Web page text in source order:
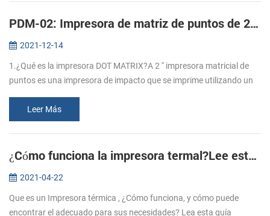
PDM-02: Impresora de matriz de puntos de 2 '' inalámbrica!
2021-12-14
1.¿Qué es la impresora DOT MATRIX?A 2 '' impresora matricial de
puntos es una impresora de impacto que se imprime utilizando un
impr...Leer Más
¿Cómo funciona la impresora termal?Lee esta guía para aprenderlo.
2021-04-22
Que es un Impresora térmica , ¿Cómo funciona, y cómo puede
encontrar el adecuado para sus necesidades? Lea esta guía